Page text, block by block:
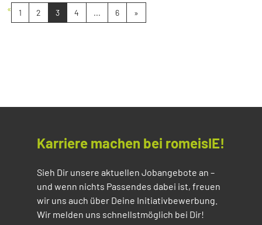
« 1 2 3 4 ... 6 »
Karriere machen bei romeisIE!
Sieh Dir unsere aktuellen Jobangebote an –
und wenn nichts Passendes dabei ist, freuen
wir uns auch über Deine Initiativbewerbung.
Wir melden uns schnellstmöglich bei Dir!